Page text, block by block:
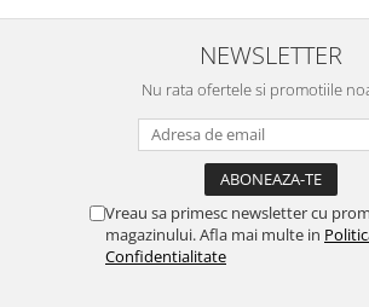
NEWSLETTER
Nu rata ofertele si promotiile
Vreau sa primesc newsletter cu
magazinului. Afla mai multe in
Confidentialitate